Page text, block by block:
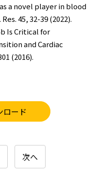
a novel player in blood
45, 32-39 (2022).
Is Critical for
and Cardiac
(2016).
ロード
次へ